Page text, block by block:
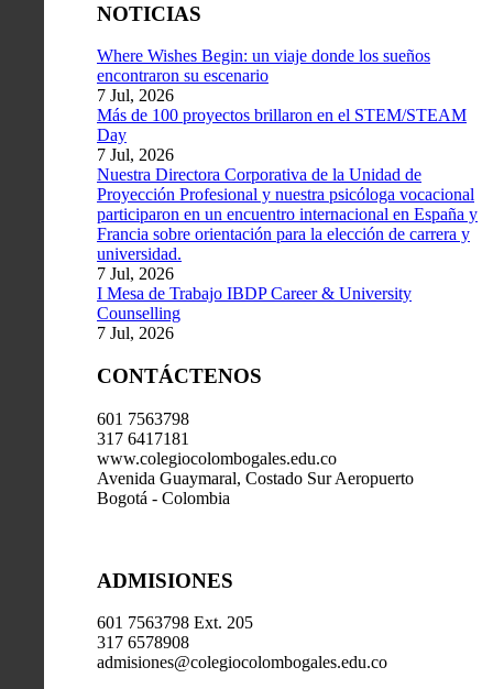
NOTICIAS
Where Wishes Begin: un viaje donde los sueños
encontraron su escenario
7 Jul, 2026
Más de 100 proyectos brillaron en el STEM/STEAM
Day
7 Jul, 2026
Nuestra Directora Corporativa de la Unidad de
Proyección Profesional y nuestra psicóloga vocacional
participaron en un encuentro internacional en España y
Francia sobre orientación para la elección de carrera y
universidad.
7 Jul, 2026
I Mesa de Trabajo IBDP Career & University
Counselling
7 Jul, 2026
CONTÁCTENOS
601 7563798
317 6417181
www.colegiocolombogales.edu.co
Avenida Guaymaral, Costado Sur Aeropuerto
Bogotá - Colombia
ADMISIONES
601 7563798 Ext. 205
317 6578908
admisiones@colegiocolombogales.edu.co